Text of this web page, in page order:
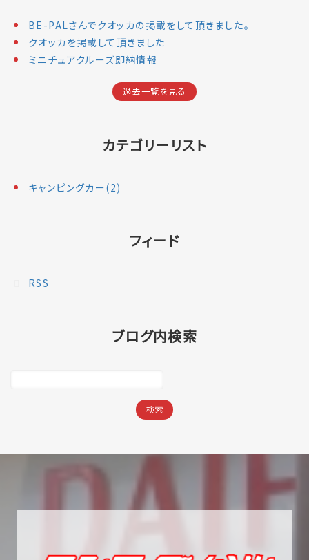
BE-PALさんでクオッカの掲載をして頂きました。
クオッカを掲載して頂きました
ミニチュアクルーズ即納情報
過去一覧を見る
カテゴリーリスト
キャンピングカー(2)
フィード
RSS
ブログ内検索